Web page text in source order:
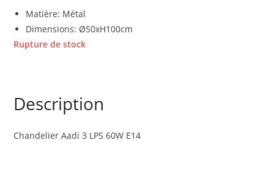
Matière: Métal
Dimensions: Ø50xH100cm
Rupture de stock
Description
Chandelier Aadi 3 LPS 60W E14